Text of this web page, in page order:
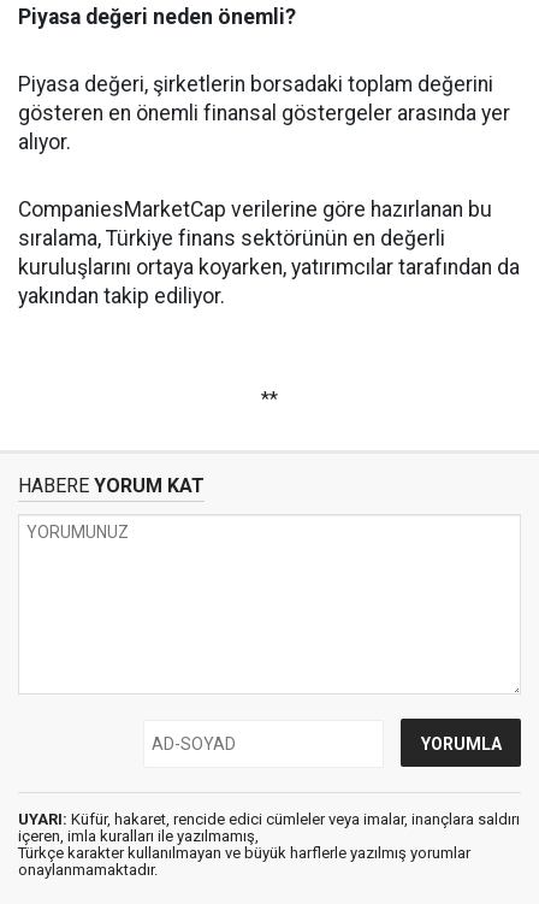
Piyasa değeri neden önemli?
Piyasa değeri, şirketlerin borsadaki toplam değerini
gösteren en önemli finansal göstergeler arasında yer
alıyor.
CompaniesMarketCap verilerine göre hazırlanan bu
sıralama, Türkiye finans sektörünün en değerli
kuruluşlarını ortaya koyarken, yatırımcılar tarafından da
yakından takip ediliyor.
**
HABERE YORUM KAT
UYARI: Küfür, hakaret, rencide edici cümleler veya imalar, inançlara saldırı
içeren, imla kuralları ile yazılmamış,
Türkçe karakter kullanılmayan ve büyük harflerle yazılmış yorumlar
onaylanmamaktadır.